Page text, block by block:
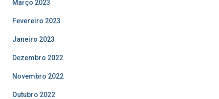
Março 2023
Fevereiro 2023
Janeiro 2023
Dezembro 2022
Novembro 2022
Outubro 2022